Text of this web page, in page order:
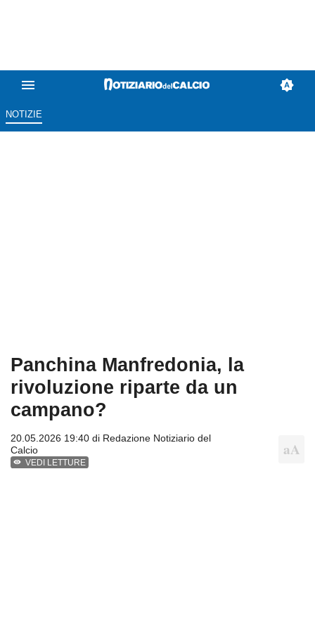
NOTIZIE
Panchina Manfredonia, la
rivoluzione riparte da un
campano?
20.05.2026 19:40 di Redazione Notiziario del
Calcio
VEDI LETTURE